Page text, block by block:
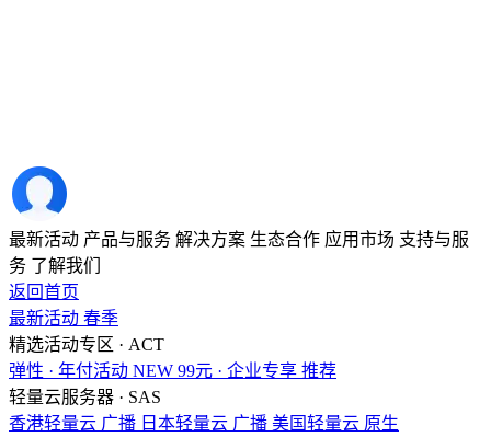
最新活动 产品与服务 解决方案 生态合作 应用市场 支持与服
务 了解我们
返回首页
最新活动 春季
精选活动专区 · ACT
弹性 · 年付活动 NEW 99元 · 企业专享 推荐
轻量云服务器 · SAS
香港轻量云 广播 日本轻量云 广播 美国轻量云 原生